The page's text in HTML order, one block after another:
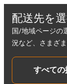
配送先を
国/地域ページの
況など、さまざ
すべて